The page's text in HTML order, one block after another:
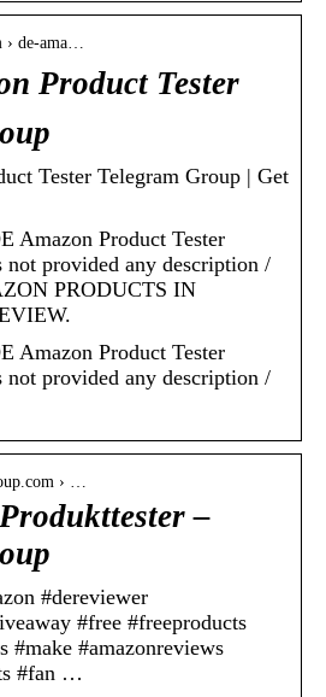
› de-ama…
Product Tester
Tester Telegram Group | Get
Amazon Product Tester
not provided any description /
PRODUCTS IN
Amazon Product Tester
not provided any description /
› …
–
#dereviewer
#free #freeproducts
#make #amazonreviews
#fan …